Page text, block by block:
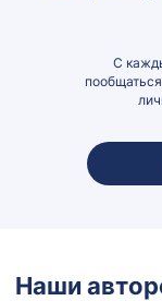
С
Наши